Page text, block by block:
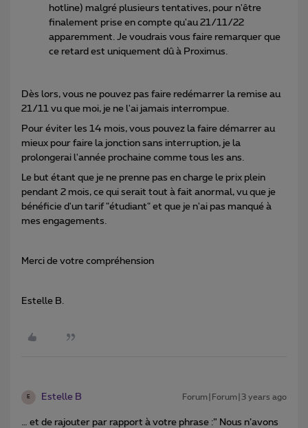
hotline) malgré plusieurs tentatives, pour n'être
finalement prise en compte qu'au 21/11/22
apparemment. Je voudrais vous faire remarquer que
ce retard est uniquement dû à Proximus.
Dès lors, vous ne pouvez pas faire redémarrer la remise au
21/11 vu que moi, je ne l'ai jamais interrompue.
Pour éviter les 14 mois, vous pouvez la faire démarrer au
mieux pour faire la jonction sans interruption, je la
prolongerai l'année prochaine comme tous les ans.
Le but étant que je ne prenne pas en charge le prix plein
pendant 2 mois, ce qui serait tout à fait anormal, vu que je
bénéficie d'un tarif "étudiant" et que je n'ai pas manqué à
mes engagements.
Merci de votre compréhension
Estelle B.
E Estelle B Forum|Forum|3 years ago
… et de rajouter par rapport à votre phrase :” Nous n’avons